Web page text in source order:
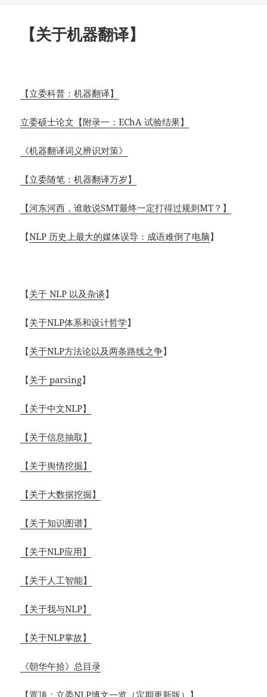
【关于机器翻译】
【立委科普：机器翻译】
立委硕士论文【附录一：EChA 试验结果】
《机器翻译词义辨识对策》
【立委随笔：机器翻译万岁】
【河东河西，谁敢说SMT最终一定打得过规则MT？】
【NLP 历史上最大的媒体误导：成语难倒了电脑】
【关于 NLP 以及杂谈】
【关于NLP体系和设计哲学】
【关于NLP方法论以及两条路线之争】
【关于 parsing】
【关于中文NLP】
【关于信息抽取】
【关于舆情挖掘】
【关于大数据挖掘】
【关于知识图谱】
【关于NLP应用】
【关于人工智能】
【关于我与NLP】
【关于NLP掌故】
《朝华午拾》总目录
【置顶：立委NLP博文一览（定期更新版）】